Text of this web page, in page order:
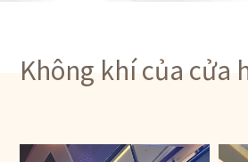
Không khí của cửa